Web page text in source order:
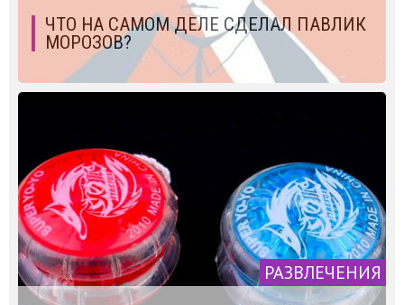
ЧТО НА САМОМ ДЕЛЕ СДЕЛАЛ ПАВЛИК
МОРОЗОВ?
РАЗВЛЕЧЕНИЯ